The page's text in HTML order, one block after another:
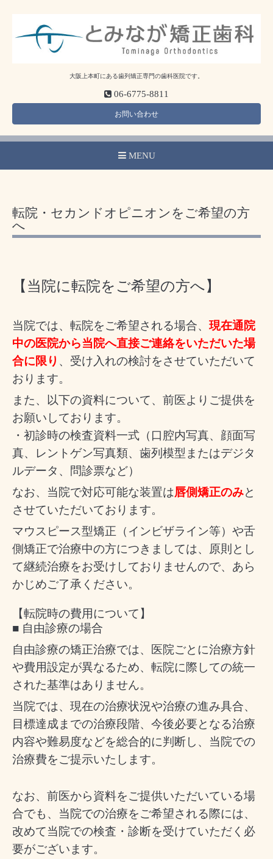
大阪上本町にある歯列矯正専門の歯科医院です。
06-6775-8811
お問い合わせ
MENU
転院・セカンドオピニオンをご希望の方
へ
【当院に転院をご希望の方へ】
当院では、転院をご希望される場合、 現在通院
中の医院から当院へ直接ご連絡をいただいた場
合に限り 、受け入れの検討をさせていただいて
おります。
また、以下の資料について、前医よりご提供を
お願いしております。
・初診時の検査資料一式（口腔内写真、顔面写
真、レントゲン写真類、歯列模型またはデジタ
ルデータ、問診票など）
なお、当院で対応可能な装置は唇側矯正のみと
させていただいております。
マウスピース型矯正（インビザライン等）や舌
側矯正で治療中の方につきましては、原則とし
て継続治療をお受けしておりませんので、あら
かじめご了承ください。
【転院時の費用について】
■ 自由診療の場合
自由診療の矯正治療では、医院ごとに治療方針
や費用設定が異なるため、転院に際しての統一
された基準はありません。
当院では、現在の治療状況や治療の進み具合、
目標達成までの治療段階、今後必要となる治療
内容や難易度などを総合的に判断し、当院での
治療費をご提示いたします。
なお、前医から資料をご提供いただいている場
合でも、当院での治療をご希望される際には、
改めて当院での検査・診断を受けていただく必
要がございます。